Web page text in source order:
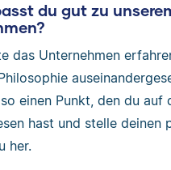
du gut zu
das Unternehmen
einen Punkt, den du auf
hast und stelle deinen
her.